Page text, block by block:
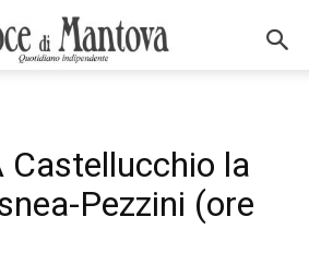
Castellucchio la
Pezzini (ore